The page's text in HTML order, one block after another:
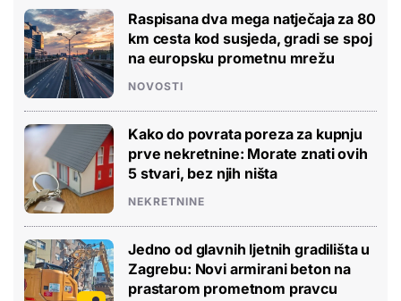
Raspisana dva mega natječaja za 80
km cesta kod susjeda, gradi se spoj
na europsku prometnu mrežu
NOVOSTI
Kako do povrata poreza za kupnju
prve nekretnine: Morate znati ovih
5 stvari, bez njih ništa
NEKRETNINE
Jedno od glavnih ljetnih gradilišta u
Zagrebu: Novi armirani beton na
prastarom prometnom pravcu